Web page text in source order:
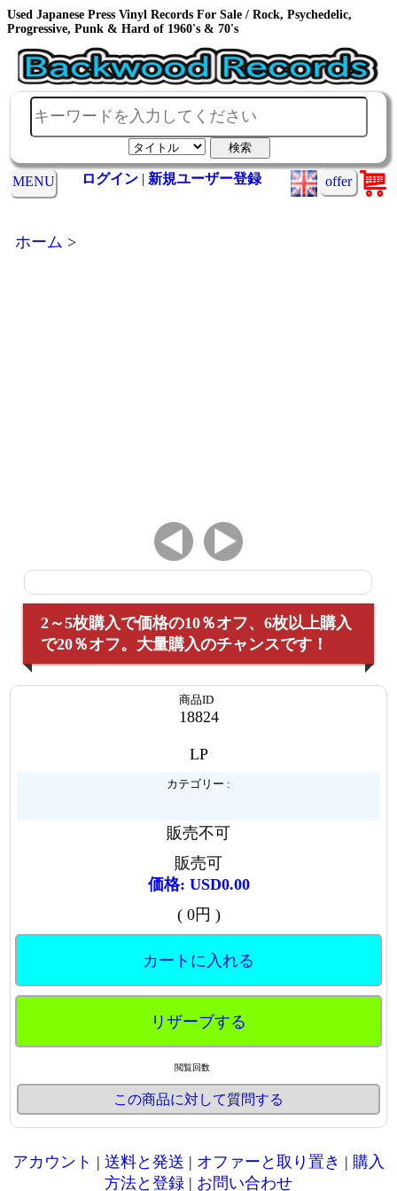
Used Japanese Press Vinyl Records For Sale / Rock, Psychedelic,
Progressive, Punk & Hard of 1960's & 70's
MENU ログイン| 新規ユーザー登録 offer
ホーム >
2～5枚購入で価格の10％オフ、6枚以上購入
で20％オフ。大量購入のチャンスです！
商品ID
18824
LP
カテゴリー :
販売不可
販売可
価格: USD0.00
( 0円 )
カートに入れる
リザーブする
閲覧回数
この商品に対して質問する
アカウント | 送料と発送 | オファーと取り置き | 購入
方法と登録 | お問い合わせ